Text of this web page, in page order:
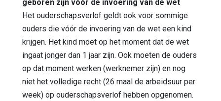
geboren zijn vóór de invoering van de wet
Het ouderschapsverlof geldt ook voor sommige
ouders die vóór de invoering van de wet een kind
krijgen. Het kind moet op het moment dat de wet
ingaat jonger dan 1 jaar zijn. Ook moeten de ouders
op dat moment werken (werknemer zijn) en nog
niet het volledige recht (26 maal de arbeidsuur per
week) op ouderschapsverlof hebben opgenomen.